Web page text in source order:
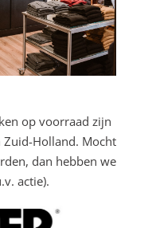
op voorraad zijn
Zuid-Holland. Mocht
dan hebben we
actie).